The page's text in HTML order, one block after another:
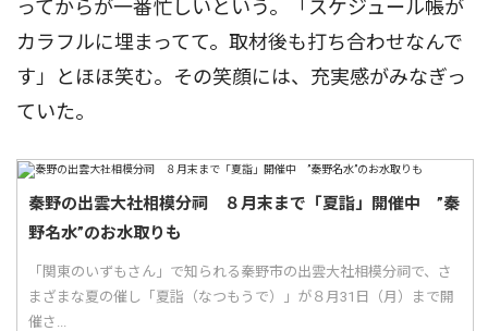
ってからが一番忙しいという。「スケジュール帳が
カラフルに埋まってて。取材後も打ち合わせなんで
す」とほほ笑む。その笑顔には、充実感がみなぎっ
ていた。
秦野の出雲大社相模分祠 ８月末まで「夏詣」開催中 ”秦
野名水”のお水取りも
「関東のいずもさん」で知られる秦野市の出雲大社相模分祠で、さ
まざまな夏の催し「夏詣（なつもうで）」が８月31日（月）まで開
催さ...